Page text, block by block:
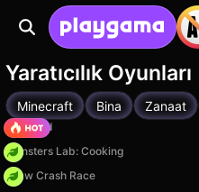
Yaratıcılık Oyunları
Minecraft Bina Zanaat
TB World
Monsters Lab: Cooking
Draw Crash Race